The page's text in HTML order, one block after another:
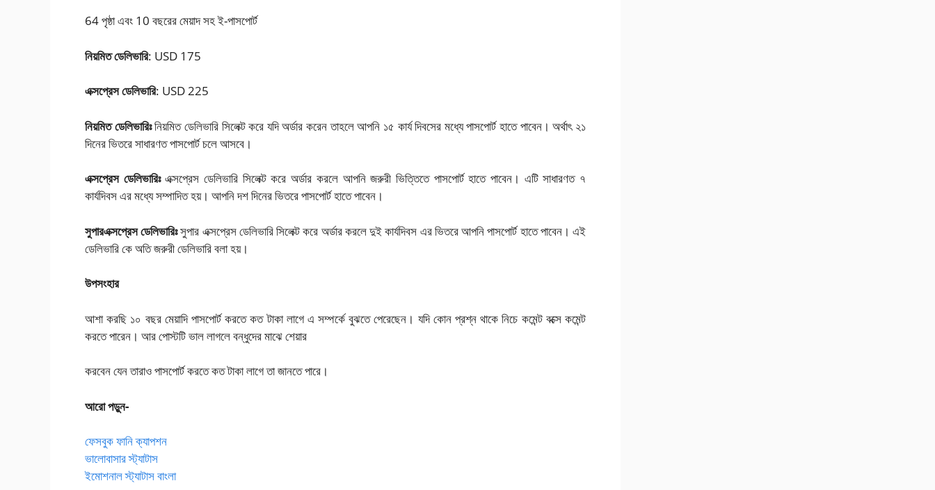
64 পৃষ্ঠা এবং 10 বছরের মেয়াদ সহ ই-পাসপোর্ট
নিয়মিত ডেলিভারি: USD 175
এক্সপ্রেস ডেলিভারি: USD 225
নিয়মিত ডেলিভারিঃনিয়মিত ডেলিভারি সিলেক্ট করে যদি অর্ডার করেন তাহলে আপনি ১৫ কার্য দিবসের মধ্যে পাসপোর্ট হাতে পাবেন। অর্থাৎ ২১
দিনের ভিতরে সাধারণত পাসপোর্ট চলে আসবে।
এক্সপ্রেস ডেলিভারিঃএক্সপ্রেস ডেলিভারি সিলেক্ট করে অর্ডার করলে আপনি জরুরী ভিত্তিতে পাসপোর্ট হাতে পাবেন। এটি সাধারণত ৭
কার্যদিবস এর মধ্যে সম্পাদিত হয়। আপনি দশ দিনের ভিতরে পাসপোর্ট হাতে পাবেন।
সুপারএক্সপ্রেস ডেলিভারিঃসুপার এক্সপ্রেস ডেলিভারি সিলেক্ট করে অর্ডার করলে দুই কার্যদিবস এর ভিতরে আপনি পাসপোর্ট হাতে পাবেন। এই
ডেলিভারি কে অতি জরুরী ডেলিভারি বলা হয়।
উপসংহার
আশা করছি ১০ বছর মেয়াদি পাসপোর্ট করতে কত টাকা লাগে এ সম্পর্কে বুঝতে পেরেছেন। যদি কোন প্রশ্ন থাকে নিচে কমেন্ট বক্সে কমেন্ট
করতে পারেন। আর পোস্টটি ভাল লাগলে বন্ধুদের মাঝে শেয়ার
করবেন যেন তারাও পাসপোর্ট করতে কত টাকা লাগে তা জানতে পারে।
আরো পড়ুন-
ফেসবুক ফানি ক্যাপশন
ভালোবাসার স্ট্যাটাস
ইমোশনাল স্ট্যাটাস বাংলা